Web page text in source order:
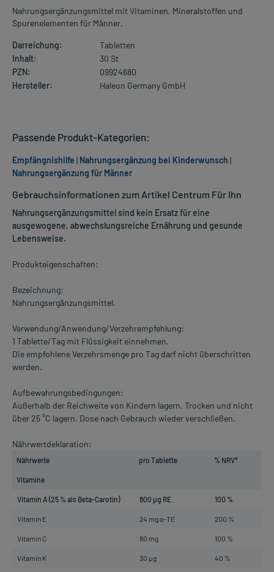
Nahrungsergänzungsmittel mit Vitaminen, Mineralstoffen und
Spurenelementen für Männer.
Darreichung:
Tabletten
Inhalt:
30 St
PZN:
09924680
Hersteller:
Haleon Germany GmbH
Gebrauchsinformationen zum Artikel Centrum Für Ihn
Nahrungsergänzungsmittel sind kein Ersatz für eine
ausgewogene, abwechslungsreiche Ernährung und gesunde
Lebensweise.
Produkteigenschaften:
Bezeichnung:
Nahrungsergänzungsmittel.
Verwendung/Anwendung/Verzehrempfehlung:
1 Tablette/Tag mit Flüssigkeit einnehmen.
Die empfohlene Verzehrsmenge pro Tag darf nicht überschritten
werden.
Aufbewahrungsbedingungen:
Außerhalb der Reichweite von Kindern lagern. Trocken und nicht
über 25 °C lagern. Dose nach Gebrauch wieder verschließen.
Nährwertdeklaration:
Nährwerte pro Tablette % NRV*
Vitamine
Vitamin A (25 % als Beta-Carotin) 800 µg RE 100 %
Vitamin E 24 mg α-TE 200 %
Vitamin C 80 mg 100 %
Vitamin K 30 µg 40 %
Passende Produkt-Kategorien:
Empfängnishilfe | Nahrungsergänzung bei Kinderwunsch |
Nahrungsergänzung für Männer